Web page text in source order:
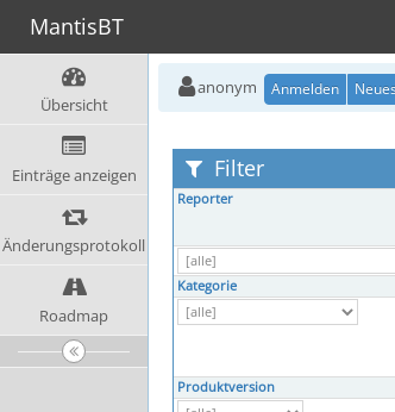
MantisBT
Übersicht
Einträge anzeigen
Änderungsprotokoll
Roadmap
anonym Anmelden
Filter
Reporter
Kategorie
Produktversion